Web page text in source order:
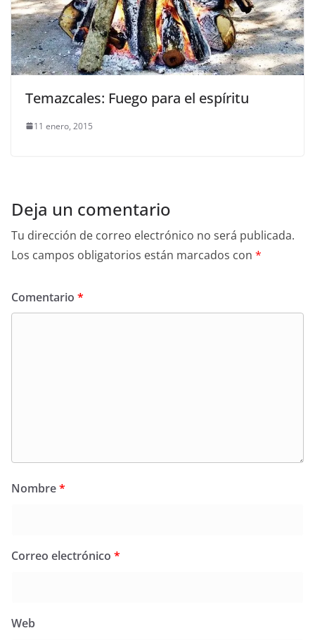
Temazcales: Fuego para el espíritu
11 enero, 2015
Deja un comentario
Tu dirección de correo electrónico no será publicada.
Los campos obligatorios están marcados con *
Comentario *
Nombre*
Correo electrónico *
Web